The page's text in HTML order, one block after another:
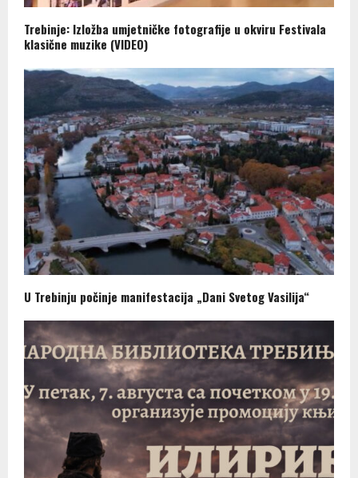
Trebinje: Izložba umjetničke fotografije u okviru Festivala
klasične muzike (VIDEO)
U Trebinju počinje manifestacija „Dani Svetog Vasilija“